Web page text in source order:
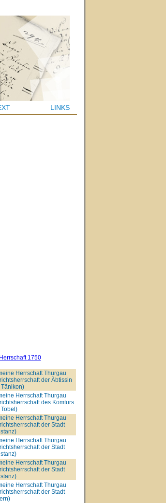
LINKS
1750
Herrschaft Thurgau
der Äbtissin
Herrschaft Thurgau
des Komturs
Herrschaft Thurgau
der Stadt
Herrschaft Thurgau
der Stadt
Herrschaft Thurgau
der Stadt
Herrschaft Thurgau
der Stadt